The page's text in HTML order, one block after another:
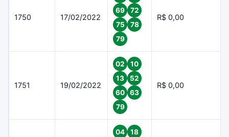
1750 17/02/2022
69
72
75
78
79
R$ 0,00
1751 19/02/2022
02
10
13
52
60
63
79
R$ 0,00
04
18